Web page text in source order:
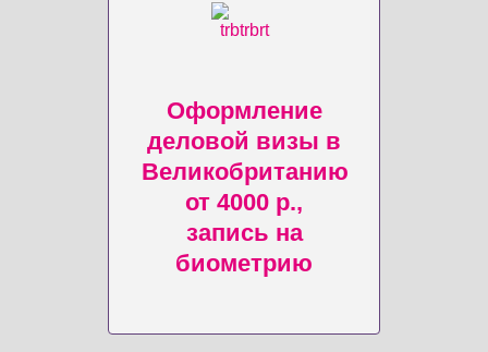
Оформление
деловой визы в
Великобританию
от 4000 р.,
запись на
биометрию